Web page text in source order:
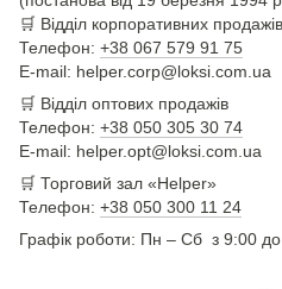
🛒 Відділ корпоративних продажів
Телефон: +38 067 579 91 75
E-mail: helper.corp@loksi.com.ua
🛒 Відділ оптових продажів
Телефон: +38 050 305 30 74
E-mail: helper.opt@loksi.com.ua
🛒 Торговий зал «Helper»
Телефон: +38 050 300 11 24
Графік роботи: Пн – Сб з 9:00